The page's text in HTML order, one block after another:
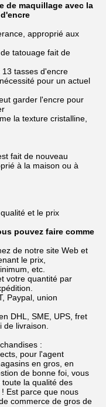
de maquillage avec la
approprié aux
tatouage fait de
tasses d'encre
pour un actuel
garder l'encre pour
la texture cristalline,
fait de nouveau
à la maison ou à
et le prix
pouvez faire comme
de notre site Web et
le prix,
etc.
votre quantité par
Paypal, union
DHL, SME, UPS, fret
livraison.
:
pour l'agent
en gros, en
de bonne foi, vous
la qualité des
Est parce que nous
commerce de gros de